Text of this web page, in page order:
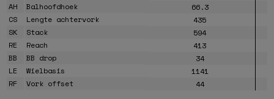
AH
Balhoofdhoek
66.3
CS
Lengte achtervork
435
SK
Stack
594
RE
Reach
413
BB
BB drop
34
LE
Wielbasis
1141
RF
Vork offset 44